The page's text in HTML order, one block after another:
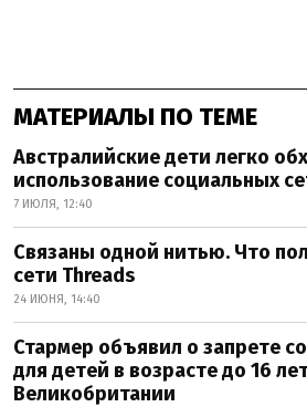
МАТЕРИАЛЫ ПО ТЕМЕ
Австралийские дети легко
использование социальных
7 ИЮЛЯ, 12:40
Связаны одной нитью. Что
сети Threads
24 ИЮНЯ, 14:40
Стармер объявил о запрете
для детей в возрасте до 16
Великобритании